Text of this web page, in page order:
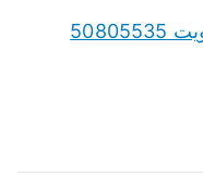
قطع غيار بايك BAIC الأصلية بالكويت 50805535